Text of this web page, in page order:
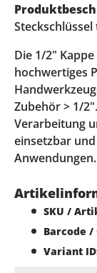
Steckschlüssel
Die 1/2"
hochwertiges
Zubehör > 1/
Verarbeitung
einsetzbar
Anwendungen.
SKU /
Barcode /
Variant